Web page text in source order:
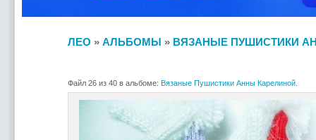
ЛЕО » АЛЬБОМЫ » ВЯЗАНЫЕ ПУШИСТИКИ
Файл 26 из 40 в альбоме: Вязаные Пушистики Анны Карелиной.